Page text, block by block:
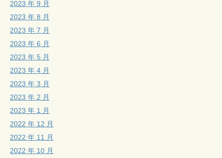
2023 年 9 月
2023 年 8 月
2023 年 7 月
2023 年 6 月
2023 年 5 月
2023 年 4 月
2023 年 3 月
2023 年 2 月
2023 年 1 月
2022 年 12 月
2022 年 11 月
2022 年 10 月